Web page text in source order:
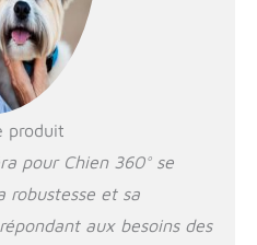
parler à votre
famille et de
distribuer des
friandises à vos
ce qui se passe
maison de
n'importe où.
AUDIO
produit
pour Chien 360° se
robustesse et sa
aux besoins des